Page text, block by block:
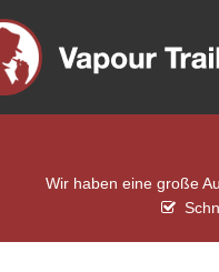
Wir haben eine große